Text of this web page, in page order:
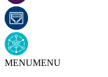
MENUMENU